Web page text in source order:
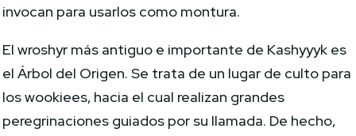
invocan para usarlos como montura.
El wroshyr más antiguo e importante de Kashyyyk es
el Árbol del Origen. Se trata de un lugar de culto para
los wookiees, hacia el cual realizan grandes
peregrinaciones guiados por su llamada. De hecho,